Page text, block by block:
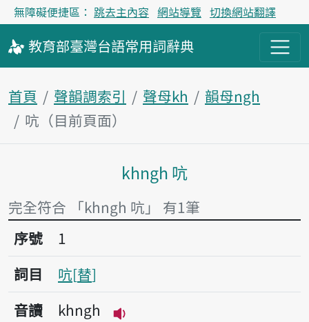
無障礙便捷區： 跳去主內容 網站導覽 切換網站翻譯
教育部臺灣台語常用詞辭典
首頁 聲韻調索引 聲母kh
韻母ngh
吭（目前頁面）
主內容區塊
khngh 吭
完全符合 「khngh 吭」 有1筆
序號1吭
序號
1
詞目
吭 替
音讀
khngh